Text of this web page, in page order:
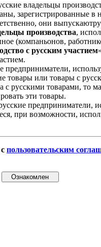
владельцы
зарегистрированные
они
производства,
(компаньонов,
с русским участием
предприниматели,
товары или товары с
с русскими товарами, то
эти товары.
предприниматели,
при возможности,
пользовательским
Ознакомлен